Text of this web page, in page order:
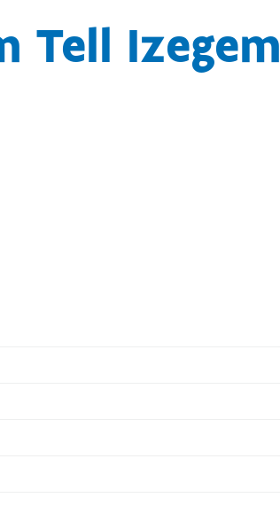
Tell Izegem